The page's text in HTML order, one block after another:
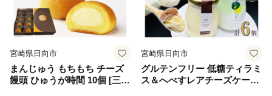
宮崎県日向市
まんじゅう もちもち チーズ
饅頭 ひゅうが時間 10個 [三日
宮崎県日向市
グルテンフリー 低糖ティラミ
ス＆へべすレアチーズケーキ